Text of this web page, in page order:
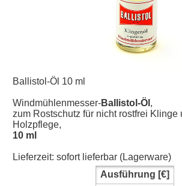
Ballistol-Öl 10 ml
Windmühlenmesser-Ballistol-Öl ,
zum Rostschutz für nicht rostfrei Klinge
Holzpflege,
10 ml
Lieferzeit: sofort lieferbar (Lagerware)
Ausführung